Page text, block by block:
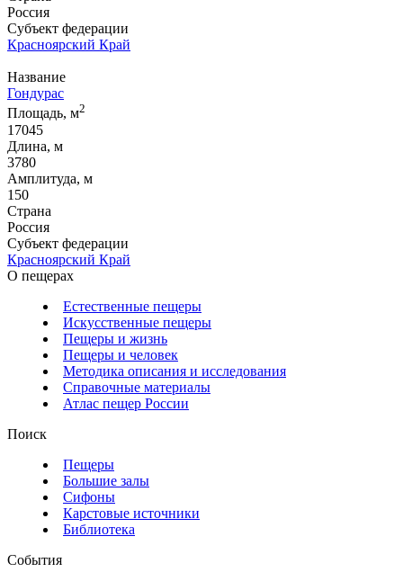
Россия
Субъект федерации
Красноярский Край
Название
Гондурас
Площадь, м2
17045
Длина, м
3780
Амплитуда, м
150
Страна
Россия
Субъект федерации
Красноярский Край
О пещерах
Естественные пещеры
Искусственные пещеры
Пещеры и жизнь
Пещеры и человек
Методика описания и исследования
Справочные материалы
Атлас пещер России
Поиск
Пещеры
Большие залы
Сифоны
Карстовые источники
Библиотека
События